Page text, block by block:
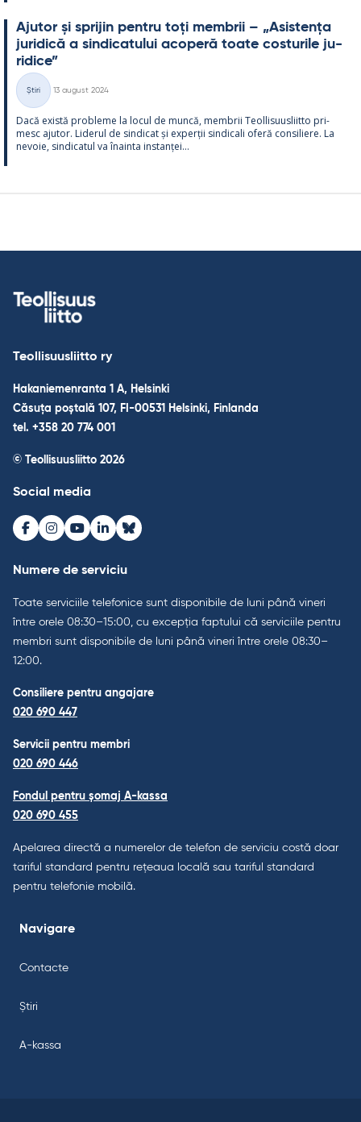
Aju­tor și spri­jin pentru toți mem­brii – „Asis­tența
ju­ri­dică a sin­dica­tu­lui aco­peră toate cos­tu­rile ju­
ri­dice”
Categorii
Știri
13 august 2024
Dacă există probleme la locul de muncă, mem­brii Teol­li­suus­liitto pri­
mesc aju­tor. Li­de­rul de sin­dicat și ex­perții sin­dicali oferă con­si­liere. La
ne­voie, sin­dica­tul va înainta ins­tanței...
Teollisuusliitto ry
Hakaniemenranta 1 A, Helsinki
Căsuța poștală 107, FI-00531 Helsinki, Finlanda
tel. +358 20 774 001
© Teollisuusliitto 2026
Social media
Facebook
Instagram
Youtube
LinkedInBluesky
Numere de serviciu
Toate serviciile telefonice sunt disponibile de luni până vineri
între orele 08:30–15:00, cu excepția faptului că serviciile pentru
membri sunt disponibile de luni până vineri între orele 08:30–
12:00.
Consiliere pentru angajare
020 690 447
Servicii pentru membri
020 690 446
Fondul pentru șomaj A-kassa
020 690 455
Apelarea directă a numerelor de telefon de serviciu costă doar
tariful standard pentru rețeaua locală sau tariful standard
pentru telefonie mobilă.
Navigare
Contacte
Știri
A-kassa